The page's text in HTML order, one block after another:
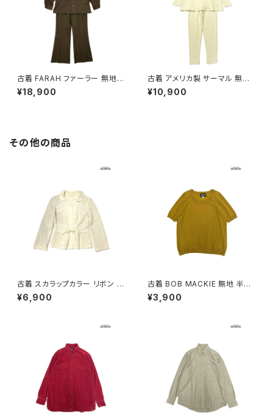
古着 FARAH ファーラー 無地
ロング丈 長袖 セットアップ 茶
(otu2509014)
¥18,900
古着 アメリカ製 サーマル 無地
コットン100％ ロング丈 長袖 セ
ットアップ 黄 (otu2601090)
¥10,900
その他の商品
古着 スカラップカラー リボン 無
地 長袖 ニット カーディガン ベ
ージュ 生成り (ttu2501064)
¥6,900
古着 BOB MACKIE 無地 半袖
ニット マスタード 黄 (ttu25090
76)
¥3,900